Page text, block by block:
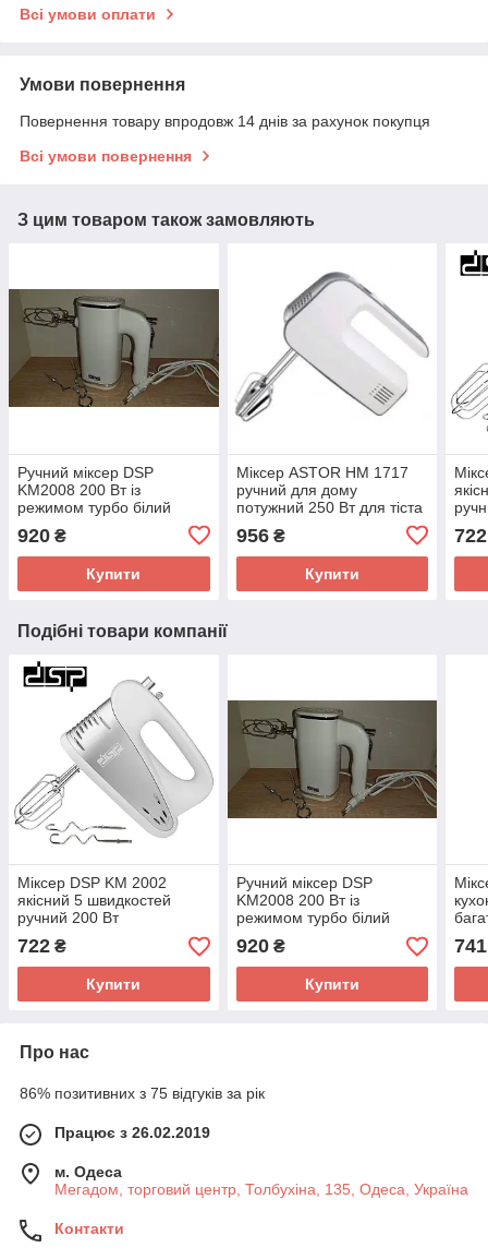
Всі умови оплати
Умови повернення
Повернення товару впродовж 14 днів за рахунок покупця
Всі умови повернення
З цим товаром також замовляють
Ручний міксер DSP
KM2008 200 Вт із
режимом турбо білий
920 ₴
Купити
Міксер ASTOR HM 1717
ручний для дому
потужний 250 Вт для тіста
956₴
Купити
722
Подібні товари компанії
Міксер DSP KM 2002
якісний 5 швидкостей
ручний 200 Вт
електричний
722 ₴
Купити
Ручний міксер DSP
KM2008 200 Вт із
режимом турбо білий
920₴
Купити
741
Про нас
86% позитивних з 75 відгуків за рік
Працює з 26.02.2019
м. Одеса
Мегадом, торговий центр, Толбухіна, 135, Одеса, Україна
Контакти